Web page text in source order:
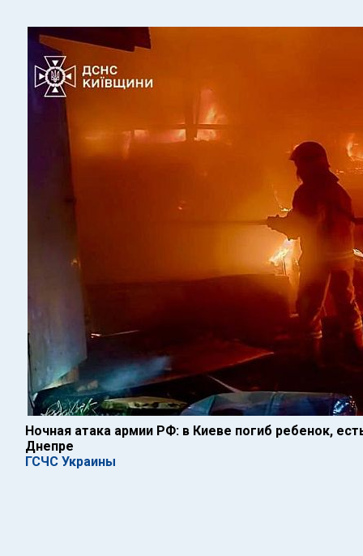
Ночная атака армии РФ: в Киеве погиб ребенок,
Днепре
ГСЧС Украины